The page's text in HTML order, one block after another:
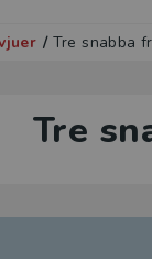
/ Tre snabba
Tre